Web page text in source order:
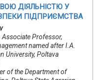
ДІЯЛЬНІСТЮ У
ПІДПРИЄМСТВА
Professor,
named after I.A.
University, Poltava
of the Department of